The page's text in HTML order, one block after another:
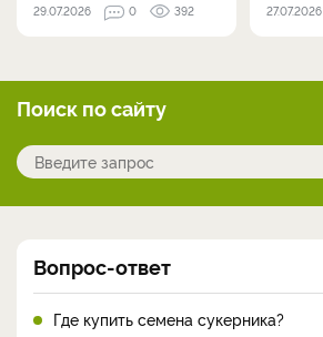
29.07.2026 0 392 27.07.2026
Поиск по сайту
Вопрос-ответ
Где купить семена сукерника?